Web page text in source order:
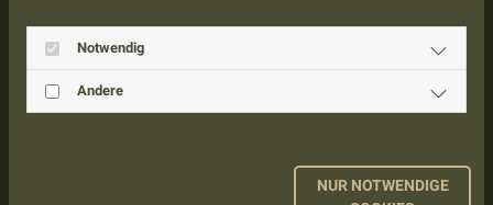
Una volta completata questa sezione, le
pensiline potranno già essere utilizzate -
seguirà la seconda fase di costruzione.
Nonostante tutte le difficoltà,
piani, grazie al lavoro dedicato di tutte le
Notwendig
Andere
NUR NOTWENDIGE